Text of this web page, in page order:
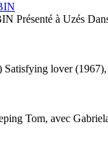
à Uzés
Satisfying lover
Tom, avec